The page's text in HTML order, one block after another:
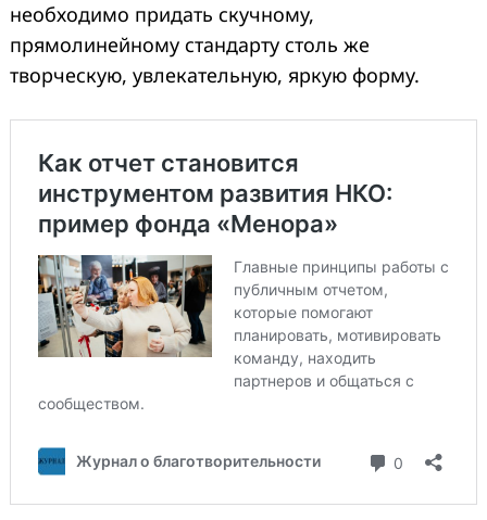
необходимо придать скучному,
прямолинейному стандарту столь же
творческую, увлекательную, яркую форму.